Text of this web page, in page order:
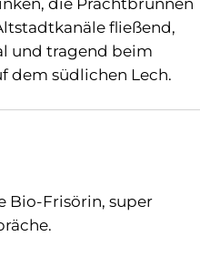
fließend,
und tragend beim
dem südlichen Lech.
Bio-Frisörin, super